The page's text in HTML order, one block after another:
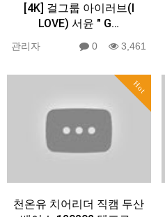
[4K] 걸그룹 아이러브(I
LOVE) 서윤 " G…
관리자 0 3,461
Hot
천온유 치어리더 직캠 두산